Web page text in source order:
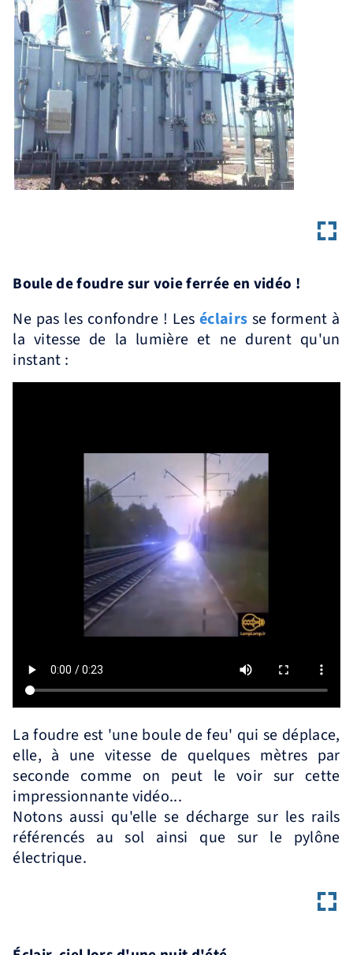
Boule de foudre sur voie ferrée en vidéo !
Ne pas les confondre ! Leséclairs se forment à
la vitesse de la lumière et ne durent qu'un
instant :
La foudre est 'une boule de feu' qui se déplace,
elle, à une vitesse de quelques mètres par
seconde comme on peut le voir sur cette
impressionnante vidéo...
Notons aussi qu'elle se décharge sur les rails
référencés au sol ainsi que sur le pylône
électrique.